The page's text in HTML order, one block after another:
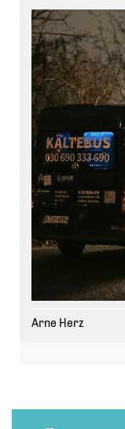
Arne Herz